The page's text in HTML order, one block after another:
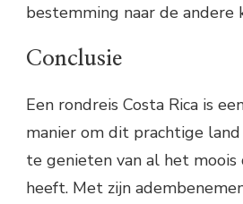
bestemming naar de andere
Conclusie
Een rondreis Costa Rica is
manier om dit prachtige
te genieten van al het
heeft. Met zijn